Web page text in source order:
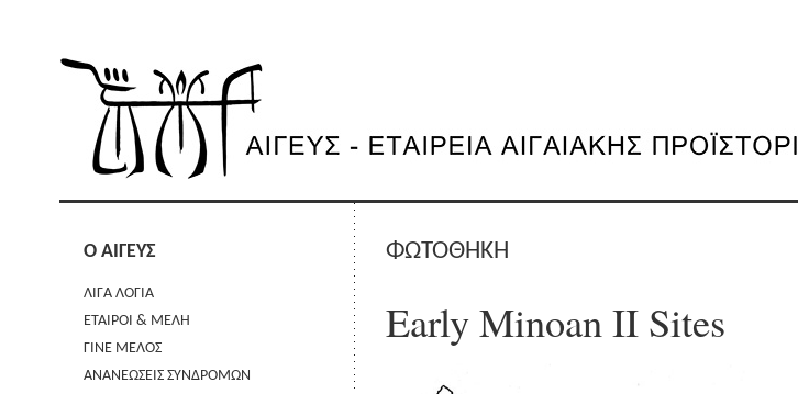
Ο ΑΙΓΕΥΣ
ΛΙΓΑ ΛΟΓΙΑ
ΕΤΑΙΡΟΙ & ΜΕΛΗ
ΓΙΝΕ ΜΕΛΟΣ
ΑΝΑΝΕΩΣΕΙΣ ΣΥΝΔΡΟΜΩΝ
ΦΩΤΟΘΗΚΗ
Early Minoan II Sites